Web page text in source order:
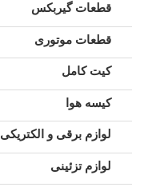
قطعات گیربکس
قطعات موتوری
کیت کامل
کیسه هوا
لوازم برقی و الکتریکی
لوازم تزئینی